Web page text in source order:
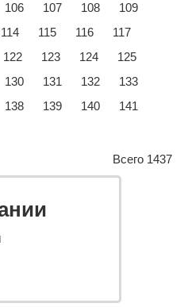
106 107 108
109
114 115 116
117
122 123 124
125
130 131 132
133
138 139 140
141
Всего 1437